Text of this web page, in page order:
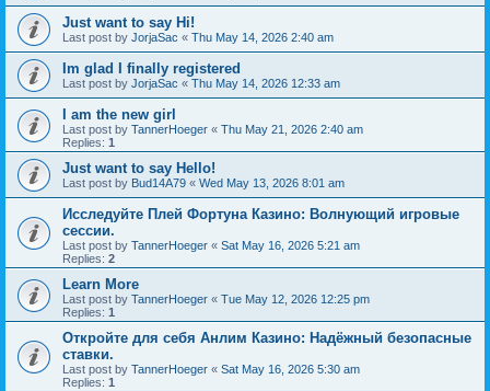
Just want to say Hi!
Last post by JorjaSac « Thu May 14, 2026 2:40 am
Im glad I finally registered
Last post by JorjaSac « Thu May 14, 2026 12:33 am
I am the new girl
Last post by TannerHoeger « Thu May 21, 2026 2:40 am
Replies: 1
Just want to say Hello!
Last post by Bud14A79 « Wed May 13, 2026 8:01 am
Исследуйте Плей Фортуна Казино: Волнующий игровые
сессии.
Last post by TannerHoeger « Sat May 16, 2026 5:21 am
Replies: 2
Learn More
Last post by TannerHoeger « Tue May 12, 2026 12:25 pm
Replies: 1
Откройте для себя Анлим Казино: Надёжный безопасные
ставки.
Last post by TannerHoeger « Sat May 16, 2026 5:30 am
Replies: 1